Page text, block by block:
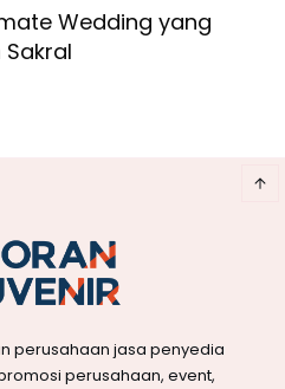
Wedding yang
Sakral
perusahaan jasa penyedia
perusahaan, event,